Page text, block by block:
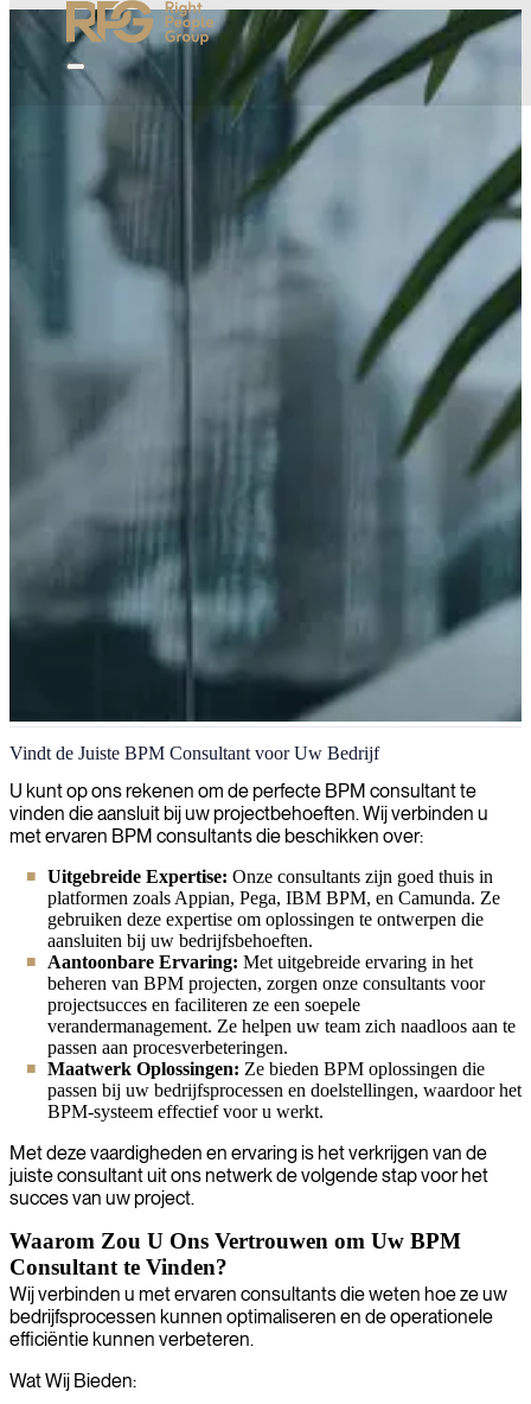
BPM
Expertise in bedrijfsprocesmanagement helpt bedrijven slimmer te
werken, operaties te optimaliseren en duurzame groei te stimuleren.
Vindt de Juiste BPM Consultant voor Uw Bedrijf
U kunt op ons rekenen om de perfecte BPM consultant te
vinden die aansluit bij uw projectbehoeften. Wij verbinden u
met ervaren BPM consultants die beschikken over:
Uitgebreide Expertise: Onze consultants zijn goed thuis in
platformen zoals Appian, Pega, IBM BPM, en Camunda. Ze
gebruiken deze expertise om oplossingen te ontwerpen die
aansluiten bij uw bedrijfsbehoeften.
Aantoonbare Ervaring: Met uitgebreide ervaring in het
beheren van BPM projecten, zorgen onze consultants voor
projectsucces en faciliteren ze een soepele
verandermanagement. Ze helpen uw team zich naadloos aan te
passen aan procesverbeteringen.
Maatwerk Oplossingen: Ze bieden BPM oplossingen die
passen bij uw bedrijfsprocessen en doelstellingen, waardoor het
BPM-systeem effectief voor u werkt.
Met deze vaardigheden en ervaring is het verkrijgen van de
juiste consultant uit ons netwerk de volgende stap voor het
succes van uw project.
Waarom Zou U Ons Vertrouwen om Uw BPM
Consultant te Vinden?
Wij verbinden u met ervaren consultants die weten hoe ze uw
bedrijfsprocessen kunnen optimaliseren en de operationele
efficiëntie kunnen verbeteren.
Wat Wij Bieden: